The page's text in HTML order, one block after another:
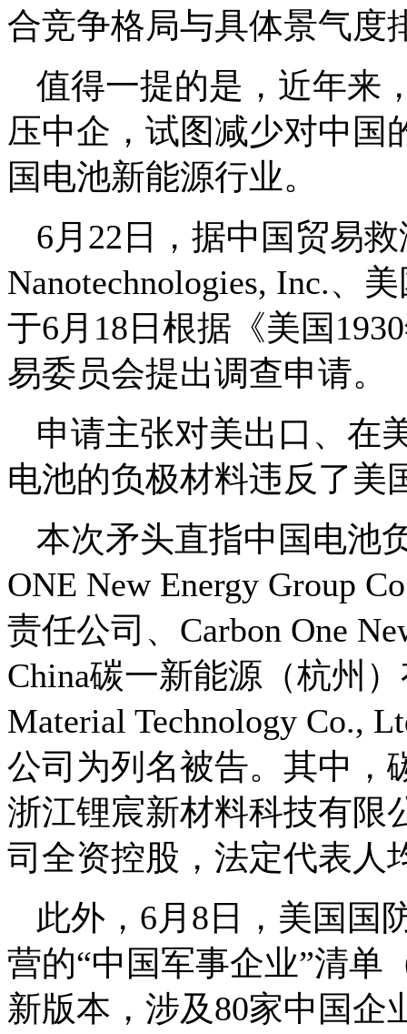
合竞争格局与具体景气度
值得一提的是，近年来
压中企，试图减少对中国
国电池新能源行业。
6月22日，据中国贸易
Nanotechnologies, Inc.、
于6月18日根据《美国
易委员会提出调查申请。
申请主张对美出口、在
电池的负极材料违反了美
本次矛头直指中国电池
ONE New Energy Group
责任公司、Carbon One
China碳一新能源（杭州
Material Technology Co.,
公司为列名被告。其中，
浙江锂宸新材料科技有限
司全资控股，法定代表人
此外，6月8日，美国国
营的“中国军事企业”清单
新版本，涉及80家中国企